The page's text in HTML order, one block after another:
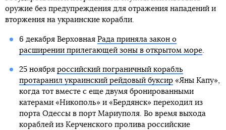
оружие без предупреждения для отражения нападений и
вторжения на украинские корабли.
6 декабря Верховная Рада приняла закон о
расширении прилегающей зоны в открытом море.
25 ноября российский пограничный корабль
протаранил украинский рейдовый буксир«Яны Капу»,
когда тот вместе с еще двумя бронированными
катерами «Никополь» и «Бердянск» переходил из
порта Одессы в порт Мариуполя. Во время выхода
кораблей из Керченского пролива российские